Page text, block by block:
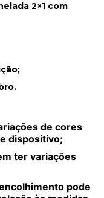
2×1 com
de cores
dispositivo;
ter variações
pode